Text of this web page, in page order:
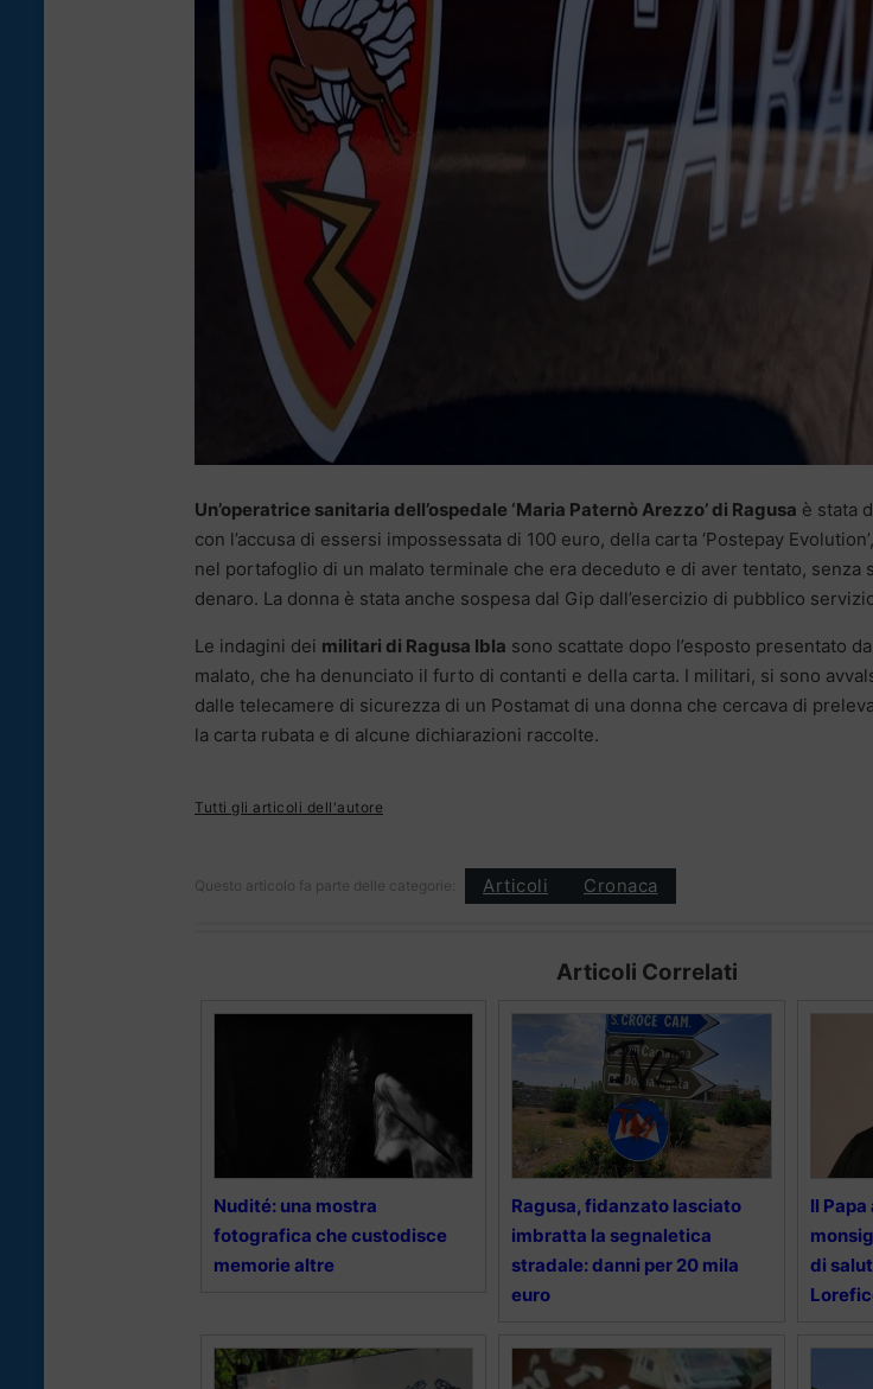
Un’operatrice sanitaria dell’ospedale ‘Maria Paternò Arezzo’ di Ragusa è stata
con l’accusa di essersi impossessata di 100 euro, della carta ‘Postepay
nel portafoglio di un malato terminale che era deceduto e di aver tentato, senza
denaro. La donna è stata anche sospesa dal Gip dall’esercizio di pubblico
Le indagini dei militari di Ragusa Ibla sono scattate dopo l’esposto presentato
malato, che ha denunciato il furto di contanti e della carta. I militari, si sono
dalle telecamere di sicurezza di un Postamat di una donna che cercava di
la carta rubata e di alcune dichiarazioni raccolte.
Tutti gli articoli dell'autore
Questo articolo fa parte delle categorie: Articoli Cronaca
Articoli Correlati
Nudité: una mostra
fotografica che custodisce
memorie altre
Ragusa, fidanzato lasciato
imbratta la segnaletica
stradale: danni per 20 mila
euro
Il
di